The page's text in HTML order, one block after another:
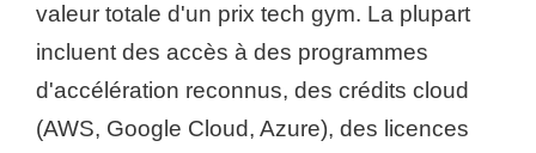
valeur totale d'un prix tech gym. La plupart
incluent des accès à des programmes
d'accélération reconnus, des crédits cloud
(AWS, Google Cloud, Azure), des licences